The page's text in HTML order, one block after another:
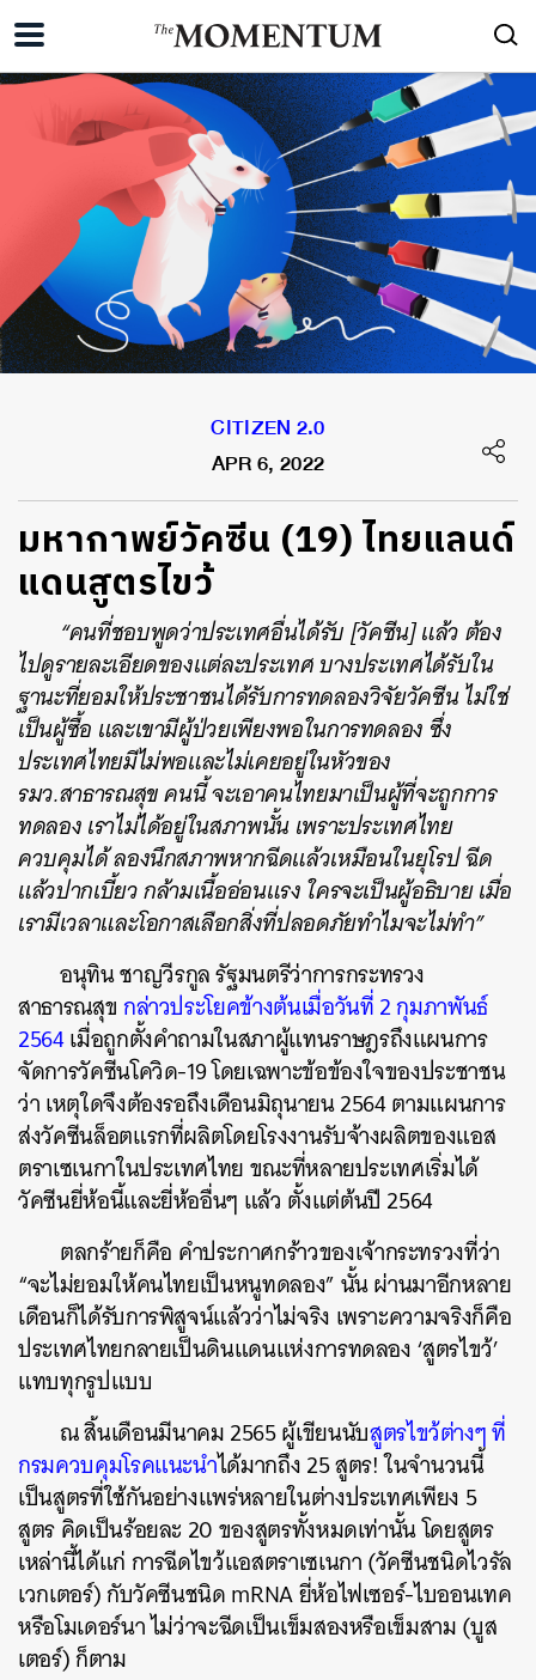
CITIZEN 2.0
APR 6, 2022
มหากาพย์วัคซีน (19) ไทยแลนด์
แดนสูตรไขว้
“คนที่ชอบพูดว่าประเทศอื่นได้รับ [วัคซีน] แล้ว ต้อง
ไปดูรายละเอียดของแต่ละประเทศ บางประเทศได้รับใน
ฐานะที่ยอมให้ประชาชนได้รับการทดลองวิจัยวัคซีน ไม่ใช่
เป็นผู้ซื้อ และเขามีผู้ป่วยเพียงพอในการทดลอง ซึ่ง
ประเทศไทยมีไม่พอและไม่เคยอยู่ในหัวของ
รมว.สาธารณสุข คนนี้ จะเอาคนไทยมาเป็นผู้ที่จะถูกการ
ทดลอง เราไม่ได้อยู่ในสภาพนั้น เพราะประเทศไทย
ควบคุมได้ ลองนึกสภาพหากฉีดแล้วเหมือนในยุโรป ฉีด
แล้วปากเบี้ยว กล้ามเนื้ออ่อนแรง ใครจะเป็นผู้อธิบาย เมื่อ
เรามีเวลาและโอกาสเลือกสิ่งที่ปลอดภัยทำไมจะไม่ทำ”
อนุทิน ชาญวีรกูล รัฐมนตรีว่าการกระทรวง
สาธารณสุขกล่าวประโยคข้างต้นเมื่อวันที่ 2 กุมภาพันธ์
2564เมื่อถูกตั้งคำถามในสภาผู้แทนราษฎรถึงแผนการ
จัดการวัคซีนโควิด-19 โดยเฉพาะข้อข้องใจของประชาชน
ว่า เหตุใดจึงต้องรอถึงเดือนมิถุนายน 2564 ตามแผนการ
ส่งวัคซีนล็อตแรกที่ผลิตโดยโรงงานรับจ้างผลิตของแอส
ตราเซเนกาในประเทศไทย ขณะที่หลายประเทศเริ่มได้
วัคซีนยี่ห้อนี้และยี่ห้ออื่นๆ แล้ว ตั้งแต่ต้นปี 2564
ตลกร้ายก็คือ คำประกาศกร้าวของเจ้ากระทรวงที่ว่า
“จะไม่ยอมให้คนไทยเป็นหนูทดลอง” นั้น ผ่านมาอีกหลาย
เดือนก็ได้รับการพิสูจน์แล้วว่าไม่จริง เพราะความจริงก็คือ
ประเทศไทยกลายเป็นดินแดนแห่งการทดลอง ‘สูตรไขว้’
แทบทุกรูปแบบ
ณ สิ้นเดือนมีนาคม 2565 ผู้เขียนนับสูตรไขว้ต่างๆ ที่
กรมควบคุมโรคแนะนำได้มากถึง 25 สูตร! ในจำนวนนี้
เป็นสูตรที่ใช้กันอย่างแพร่หลายในต่างประเทศเพียง 5
สูตร คิดเป็นร้อยละ 20 ของสูตรทั้งหมดเท่านั้น โดยสูตร
เหล่านี้ได้แก่ การฉีดไขว้แอสตราเซเนกา (วัคซีนชนิดไวรัล
เวกเตอร์) กับวัคซีนชนิด mRNA ยี่ห้อไฟเซอร์-ไบออนเทค
หรือโมเดอร์นา ไม่ว่าจะฉีดเป็นเข็มสองหรือเข็มสาม (บูส
เตอร์) ก็ตาม